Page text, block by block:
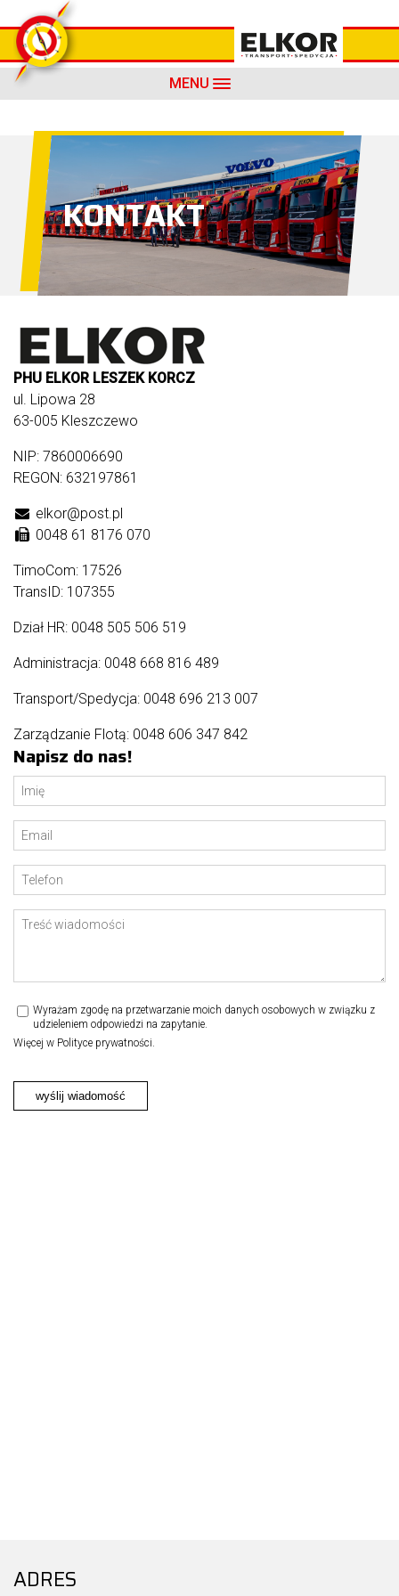
MENU
KONTAKT
PHU ELKOR LESZEK KORCZ
ul. Lipowa 28
63-005 Kleszczewo
NIP: 7860006690
REGON: 632197861
elkor@post.pl
0048 61 8176 070
TimoCom: 17526
TransID: 107355
Dział HR: 0048 505 506 519
Administracja: 0048 668 816 489
Transport/Spedycja: 0048 696 213 007
Zarządzanie Flotą: 0048 606 347 842
Napisz do nas!
Wyrażam zgodę na przetwarzanie moich danych osobowych w związku z
udzieleniem odpowiedzi na zapytanie.
Więcej w Polityce prywatności.
wyślij wiadomość
ADRES